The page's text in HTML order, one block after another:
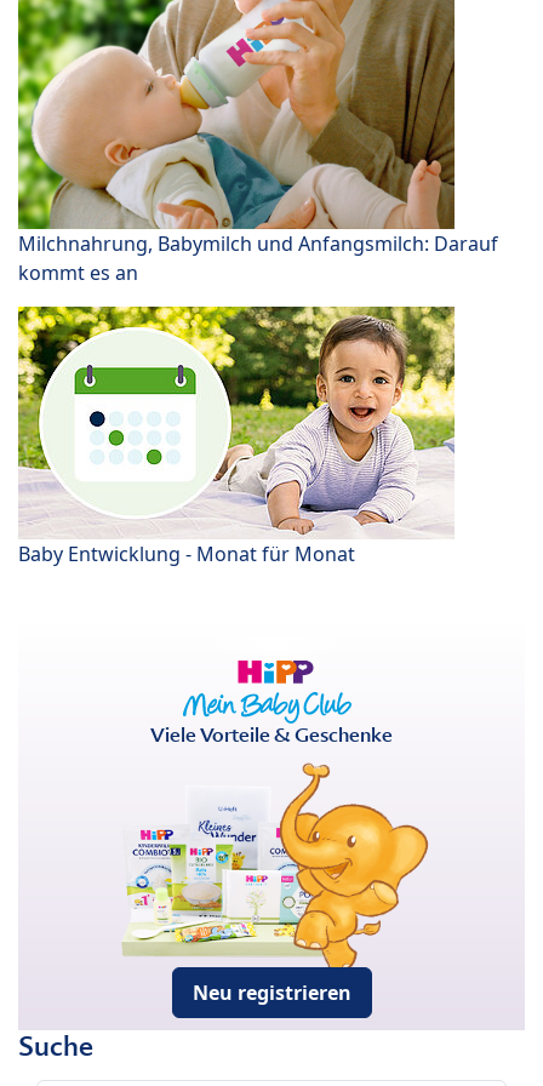
Milchnahrung, Babymilch und Anfangsmilch: Darauf
kommt es an
Baby Entwicklung - Monat für Monat
Viele Vorteile & Geschenke
Neu registrieren
Suche